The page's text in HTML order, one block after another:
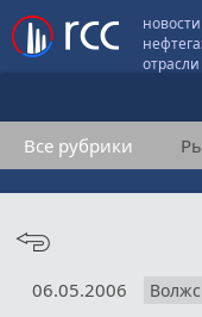
отрасли
Все рубрики
06.05.2006